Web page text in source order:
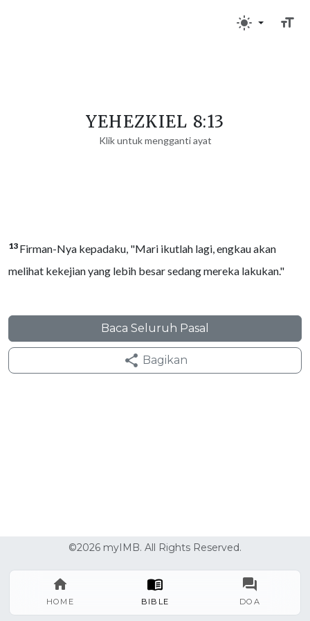
HOME BIBLE DOA
YEHEZKIEL 8:13
Klik untuk mengganti ayat
13 Firman-Nya kepadaku, "Mari ikutlah lagi, engkau akan
melihat kekejian yang lebih besar sedang mereka lakukan."
Baca Seluruh Pasal
Bagikan
©2026 myIMB. All Rights Reserved.